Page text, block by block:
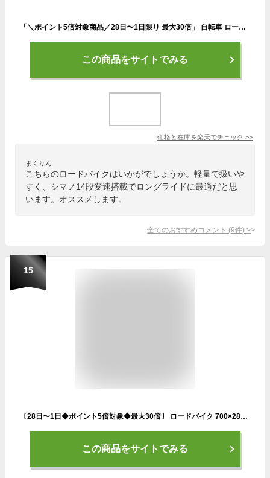
「＼ポイント5倍対象商品／28日〜1日限り 最大30倍」 自転車 ロードバイク 700×28c シマノ14段変速搭載 |自転車 シティサイクル 初心者 スポーツ 自転車本体 サイクリング 通勤 通学 ギフト 送料無料 「GT100S」
この商品をサイトでみる
価格と在庫を楽天でチェック >>
まくりん
こちらのロードバイクはいかがでしょうか。軽量で扱いや
すく、シマノ14段変速搭載でロングライドに最適だと思
います。オススメします。
全てのおすすめコメント (9件) >
15
〔28日〜1日◆ポイント5倍対象◆最大30倍〕 ロードバイク 700×28C シマノ14段変速搭載 ドロップハンドル 補助ブレーキ付き 初心者 女性 自転車本体 スポーツ 誕生日 通勤 通学 ギフト 送料無料 〔GT100S〕
この商品をサイトでみる